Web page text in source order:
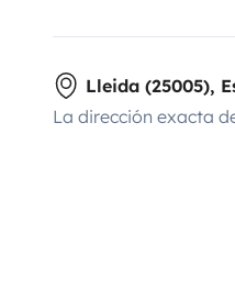
Lleida (25005),
La dirección exacta